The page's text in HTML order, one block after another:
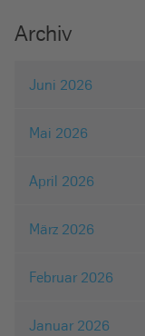
Archiv
Juni 2026
Mai 2026
April 2026
März 2026
Februar 2026
Januar 2026